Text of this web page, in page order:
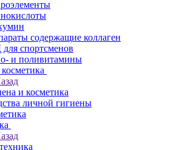
содержащие коллаген
спортсменов
и поливитамины
и косметика
личной гигиены